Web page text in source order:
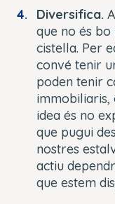
Diversifica.
que no és
cistella. Per
convé tenir
poden tenir
immobiliaris,
idea és no
que pugui
nostres
actiu
que estem